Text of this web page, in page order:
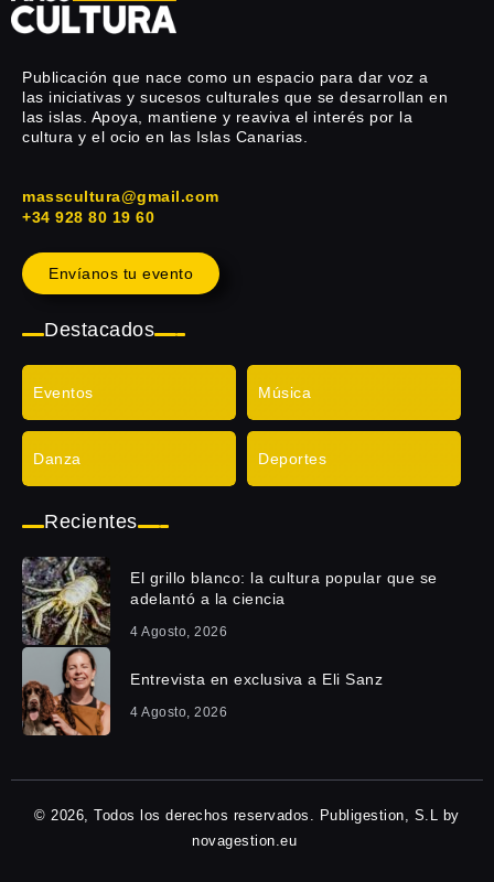
Publicación que nace como un espacio para dar voz a
las iniciativas y sucesos culturales que se desarrollan en
las islas. Apoya, mantiene y reaviva el interés por la
cultura y el ocio en las Islas Canarias.
masscultura@gmail.com
+34 928 80 19 60
Envíanos tu evento
Destacados
Eventos Música
Danza Deportes
Recientes
El grillo blanco: la cultura popular que se
adelantó a la ciencia
4 Agosto, 2026
Entrevista en exclusiva a Eli Sanz
4 Agosto, 2026
© 2026, Todos los derechos reservados. Publigestion, S.L by
novagestion.eu